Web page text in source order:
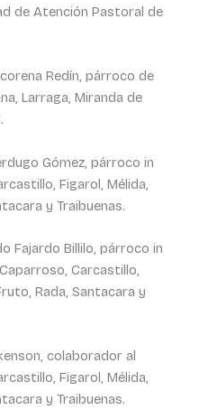
de Atención Pastoral de
Redín, párroco de
Larraga, Miranda de
Gómez, párroco in
Figarol, Mélida,
y Traibuenas.
Fajardo Billilo, párroco in
Carcastillo,
Rada, Santacara y
colaborador al
Figarol, Mélida,
y Traibuenas.